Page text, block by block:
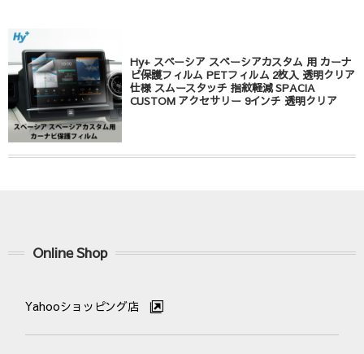
Hy+ スペーシア スペーシアカスタム 用 カーナ
ビ保護フィルム PETフィルム 2枚入 透明クリア
仕様 スムースタッチ 指紋軽減 SPACIA
CUSTOM アクセサリー 9インチ 透明クリア
Online Shop
Yahooショッピング店